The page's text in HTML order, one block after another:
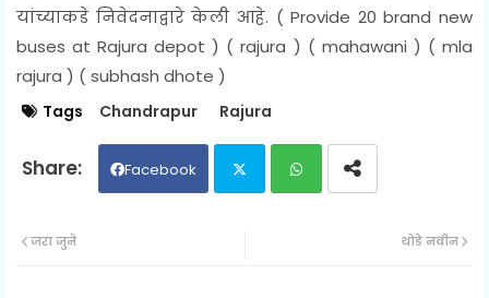
यांच्याकडे निवेदनाद्वारे केली आहे. (Provide 20 brand new
buses at Rajura depot ) ( rajura ) ( mahawani ) ( mla
rajura ) ( subhash dhote )
Tags Chandrapur Rajura
Facebook
थोडे नवीन
जरा जुने